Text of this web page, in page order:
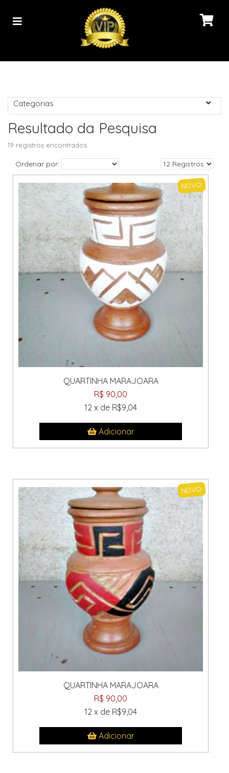
Categorias
Resultado da Pesquisa
19 registros encontrados
Ordenar por:
NOVO
QUARTINHA MARAJOARA
R$ 90,00
12 x de R$9,04
Adicionar
NOVO
QUARTINHA MARAJOARA
R$ 90,00
12 x de R$9,04
Adicionar